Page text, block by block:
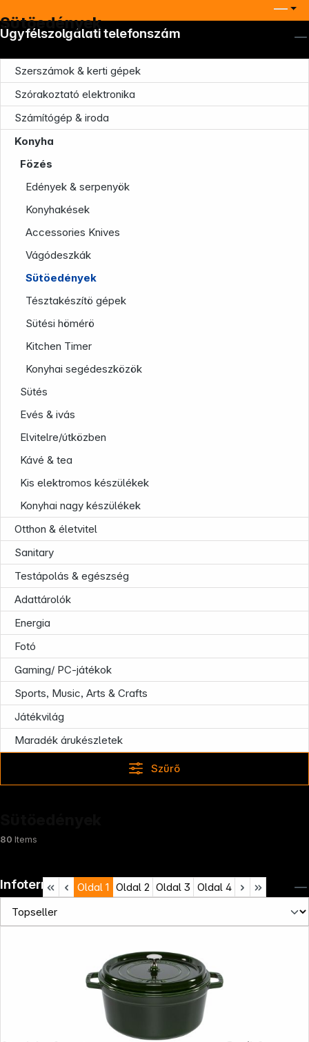
Sütöedények
Szerszámok & kerti gépek
Szórakoztató elektronika
Számítógép & iroda
Konyha
Fözés
Edények & serpenyök
Konyhakések
Accessories Knives
Vágódeszkák
Sütöedények
Tésztakészítö gépek
Sütési hömérö
Kitchen Timer
Konyhai segédeszközök
Sütés
Evés & ivás
Elvitelre/útközben
Kávé & tea
Kis elektromos készülékek
Konyhai nagy készülékek
Otthon & életvitel
Sanitary
Testápolás & egészség
Adattárolók
Energia
Fotó
Gaming/ PC-játékok
Sports, Music, Arts & Crafts
Játékvilág
Maradék árukészletek
Szűrő
80 Items
Oldal 1 Oldal2 Oldal 3 Oldal4
Ügyfélszolgálati telefonszám
Company
Infoterminal